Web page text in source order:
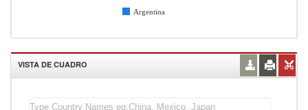
Argentina
VISTA DE CUADRO